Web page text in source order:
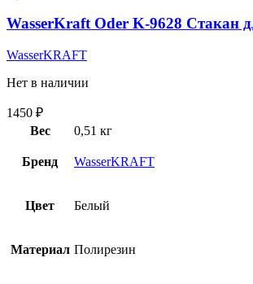
WasserKraft Oder K-9628 Стакан
WasserKRAFT
Нет в наличии
1450 ₽
Вес
0,51 кг
Бренд WasserKRAFT
Цвет Белый
Материал Полирезин